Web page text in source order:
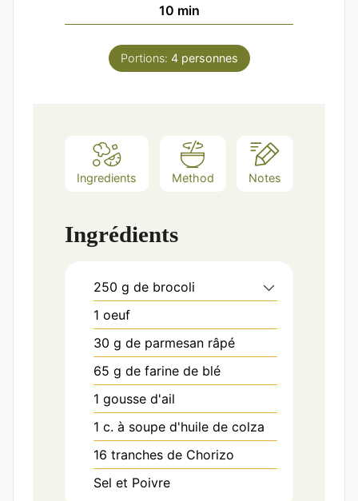
10minutes
min
Portions: 4 personnes
Ingredients Method Notes
Ingrédients
250 g de brocoli
1 oeuf
30 g de parmesan râpé
65 g de farine de blé
1 gousse d'ail
1 c. à soupe d'huile de colza
16 tranches de Chorizo
Sel et Poivre